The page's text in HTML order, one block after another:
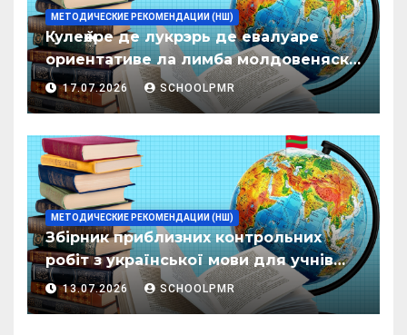
МЕТОДИЧЕСКИЕ РЕКОМЕНДАЦИИ (НШ)
Кулеӂере де лукрэрь де евалуаре
ориентативе ла лимба молдовеняскэ
пентру елевий класелор примаре але
организациилор де ынвэцэмынт
17.07.2026 SCHOOLPMR
МЕТОДИЧЕСКИЕ РЕКОМЕНДАЦИИ (НШ)
Збірник приблизних контрольних
робіт з української мови для учнів
початкових класів організацій
загальної освіти
13.07.2026 SCHOOLPMR